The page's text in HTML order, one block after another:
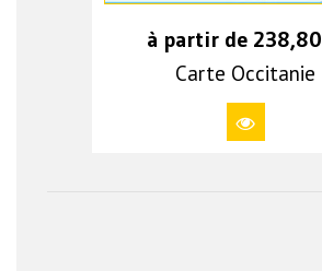
à partir de 238,80
Carte Occitanie